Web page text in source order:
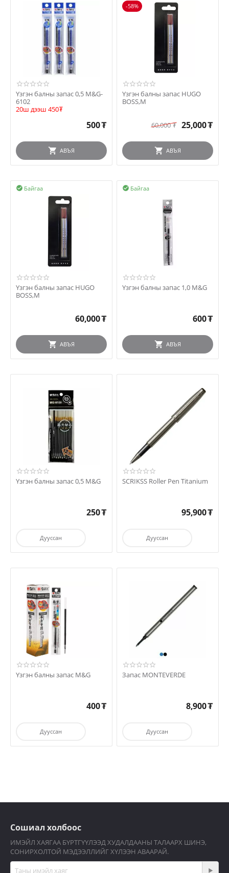
Үзгэн балны запас 0,5 M&G-
6102
20ш дээш 450₮
500₮
АВЪЯ
-58%
Үзгэн балны запас HUGO
BOSS,M
60,000₮ 25,000₮
АВЪЯ
Байгаа

Үзгэн балны запас HUGO
BOSS,M
60,000₮
АВЪЯ
Байгаа

Үзгэн балны запас 1,0 M&G
600₮
АВЪЯ
Үзгэн балны запас 0,5 M&G
250₮
Дууссан
SCRIKSS Roller Pen Titanium
95,900₮
Дууссан
Үзгэн балны запас M&G
400₮
Дууссан
Запас MONTEVERDE
8,900₮
Дууссан
Сошиал холбоос
ИМЭЙЛ ХАЯГАА БҮРТГҮҮЛЭЭД ХУДАЛДААНЫ ТАЛААРХ ШИНЭ,
СОНИРХОЛТОЙ МЭДЭЭЛЛИЙГ ХҮЛЭЭН АВААРАЙ.